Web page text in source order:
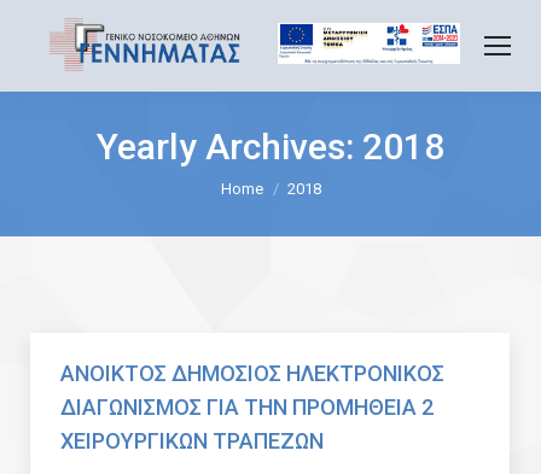
Yearly Archives: 2018
Home 2018
ΑΝΟΙΚΤΟΣ ΔΗΜΟΣΙΟΣ ΗΛΕΚΤΡΟΝΙΚΟΣ
ΔΙΑΓΩΝΙΣΜΟΣ ΓΙΑ ΤΗΝ ΠΡΟΜΗΘΕΙΑ 2
ΧΕΙΡΟΥΡΓΙΚΩΝ ΤΡΑΠΕΖΩΝ